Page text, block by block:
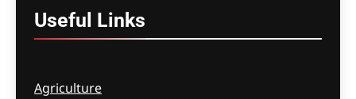
Useful Links
Agriculture